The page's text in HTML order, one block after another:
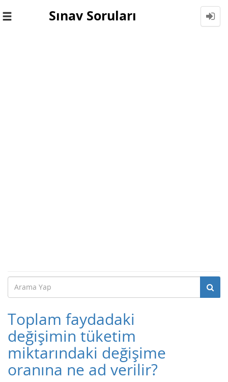
Toggle
Sınav Soruları
Toplam faydadaki
değişimin tüketim
miktarındaki değişime
oranına ne ad verilir?